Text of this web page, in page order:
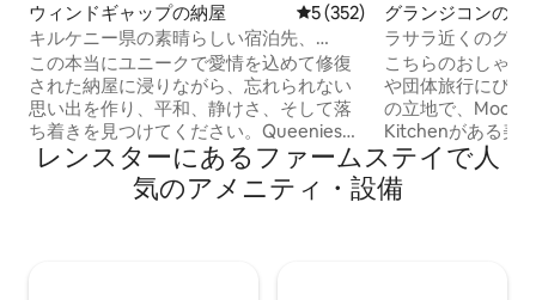
ウィンドギャップの納屋 レビュー352件、5つ星中5つ
5 (352)
キルケニー県の素晴らしい宿泊先、
Queenies lodge
この本当にユニークで愛情を込めて修復
された納屋に浸りながら、忘れられない
思い出を作り、平和、静けさ、そして落
ち着きを見つけてください。Queenies
lodgeは、The Sunday Times、'23、'25に
よってアイルランドの宿泊先トップ100に
選ばれています。 ロッジは、プライベー
グランジコンのバ
ラサラ近くのグラ
イ
こちらのおしゃれ
や団体旅行にぴっ
の立地で、
Kitchenがある美
1km、ラスサラ
ア村、ホワイトウ
センターニューブ
レンスターにあるファームステイで人
気のアメニティ・設備